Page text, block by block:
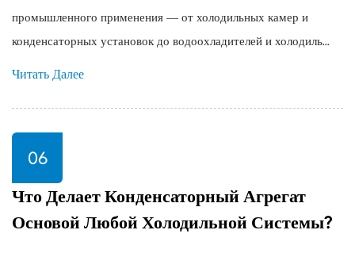
промышленного применения — от холодильных камер и
конденсаторных установок до водоохладителей и холодиль...
Читать Далее
06
Что Делает Конденсаторный Агрегат
Основой Любой Холодильной Системы?